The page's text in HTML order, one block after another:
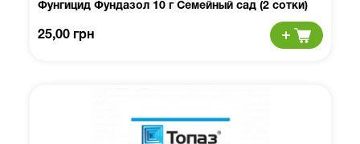
Фунгицид Фундазол 10 г Семейный сад (2 сотки)
25,00 грн